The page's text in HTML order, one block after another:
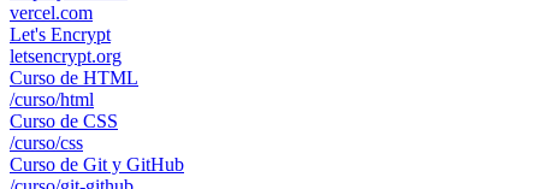
vercel.com
Let's Encrypt
letsencrypt.org
Curso de HTML
/curso/html
Curso de CSS
/curso/css
Curso de Git y GitHub